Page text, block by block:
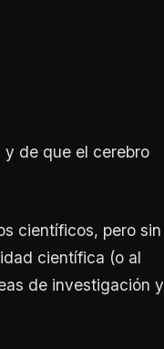
y de que el cerebro
científicos, pero sin
científica (o al
de investigación y